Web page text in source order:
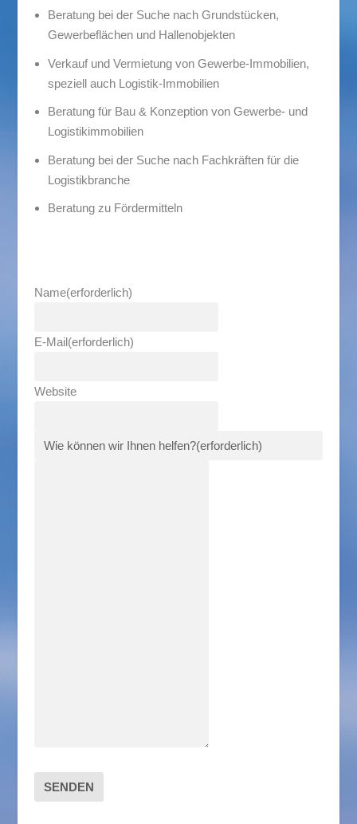
Beratung bei der Suche nach Grundstücken,
Gewerbeflächen und Hallenobjekten
Verkauf und Vermietung von Gewerbe-Immobilien,
speziell auch Logistik-Immobilien
Beratung für Bau & Konzeption von Gewerbe- und
Logistikimmobilien
Beratung bei der Suche nach Fachkräften für die
Logistikbranche
Beratung zu Fördermitteln
Name(erforderlich)
E-Mail(erforderlich)
Website
Wie können wir Ihnen helfen?(erforderlich)
SENDEN